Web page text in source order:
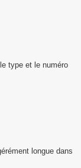
type et le numéro
longue dans